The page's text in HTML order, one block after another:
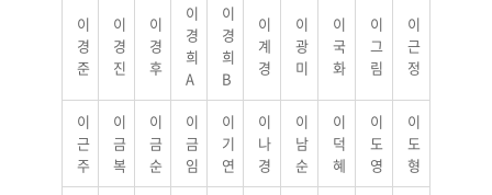
이
경
준
이
경
진
이
경
후
이
경
희
A
이
경
희
B
이
계
경
이
광
미
이
국
화
이
그
림
이
근
정
이
근
주
이
금
복
이
금
순
이
금
임
이
기
연
이
나
경
이
남
순
이
덕
혜
이
도
영
이
도
형